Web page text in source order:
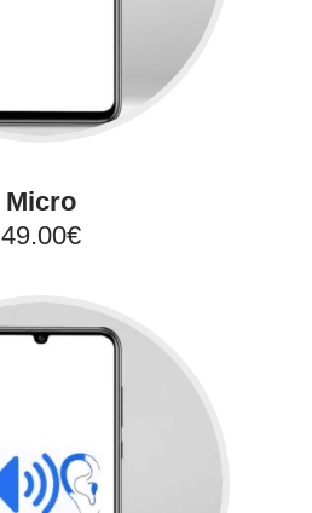
Micro
49.00€